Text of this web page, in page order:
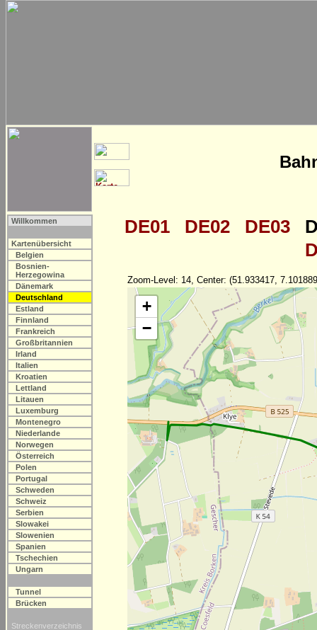
Willkommen
Kartenübersicht
Belgien
Bosnien-
Herzegowina
Dänemark
Deutschland
Estland
Finnland
Frankreich
Großbritannien
Irland
Italien
Kroatien
Lettland
Litauen
Luxemburg
Montenegro
Niederlande
Norwegen
Österreich
Polen
Portugal
Schweden
Schweiz
Serbien
Slowakei
Slowenien
Spanien
Tschechien
Ungarn
Tunnel
Brücken
Streckenverzeichnis
DE01 DE02 DE03
Zoom-Level: 14, Center: (51.933417,
+
−